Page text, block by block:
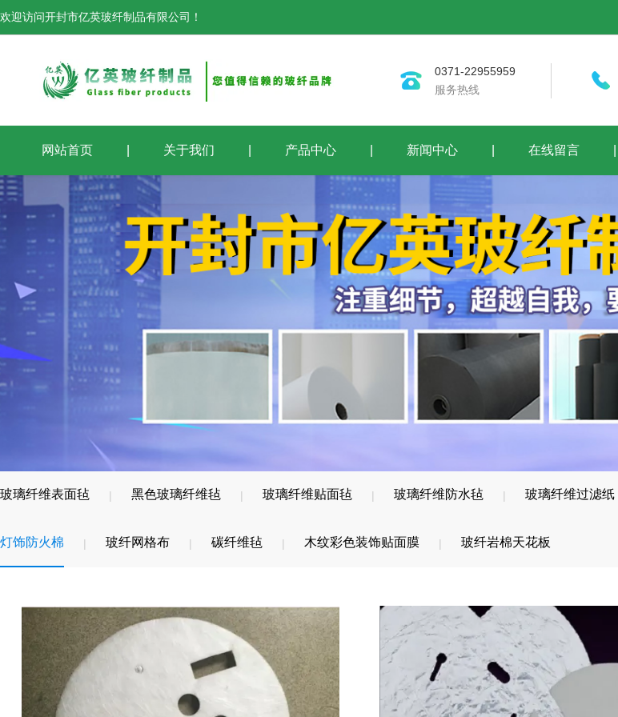
欢迎访问开封市亿英玻纤制品有限公司！
0371-22955959
服务热线
网站首页 关于我们 产品中心 新闻中心 在线留言
首页
玻璃纤维表面毡 | 黑色玻璃纤维毡 | 玻璃纤维贴面毡 | 玻璃纤维防水毡 | 玻璃纤维过滤纸
灯饰防火棉 | 玻纤网格布 | 碳纤维毡 | 木纹彩色装饰贴面膜 | 玻纤岩棉天花板